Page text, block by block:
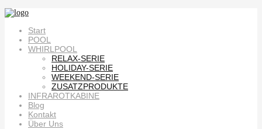
Start
POOL
WHIRLPOOL
RELAX-SERIE
HOLIDAY-SERIE
WEEKEND-SERIE
ZUSATZPRODUKTE
INFRAROTKABINE
Blog
Kontakt
Über Uns